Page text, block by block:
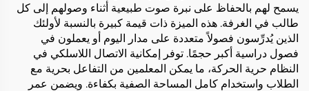
يسمح لهم بالحفاظ على نبرة صوت طبيعية أثناء وصولهم إلى كل
طالب في الغرفة. هذه الميزة ذات قيمة كبيرة بالنسبة لأولئك
الذين يُدرِّسون فصولاً متعددة على مدار اليوم أو يعملون في
فصول دراسية أكبر حجمًا. توفر إمكانية الاتصال اللاسلكي في
النظام حرية الحركة، ما يمكن المعلمين من التفاعل بحرية مع
الطلاب واستخدام كامل المساحة الصفية بكفاءة. ويضمن عمر